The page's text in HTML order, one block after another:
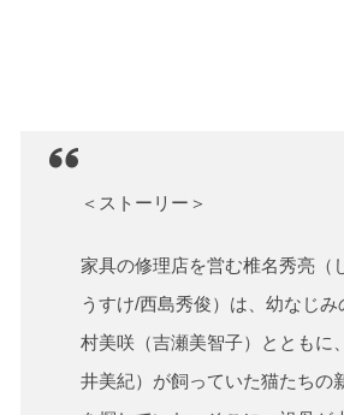
＜ストーリー＞
家具の修理店を営む椎名秀亮（
うすけ/西島秀俊）は、幼なじ
村美咲（吉瀬美智子）とともに
井美紀）が飼っていた猫たちの